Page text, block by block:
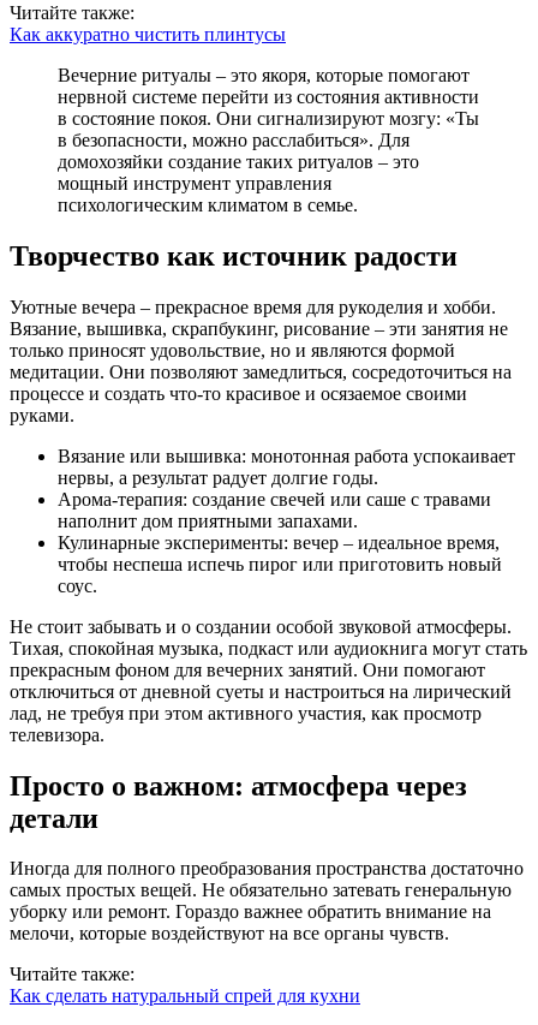
Читайте также:
Как аккуратно чистить плинтусы
Вечерние ритуалы – это якоря, которые помогают
нервной системе перейти из состояния активности
в состояние покоя. Они сигнализируют мозгу: «Ты
в безопасности, можно расслабиться». Для
домохозяйки создание таких ритуалов – это
мощный инструмент управления
психологическим климатом в семье.
Творчество как источник радости
Уютные вечера – прекрасное время для рукоделия и хобби.
Вязание, вышивка, скрапбукинг, рисование – эти занятия не
только приносят удовольствие, но и являются формой
медитации. Они позволяют замедлиться, сосредоточиться на
процессе и создать что-то красивое и осязаемое своими
руками.
Вязание или вышивка: монотонная работа успокаивает
нервы, а результат радует долгие годы.
Арома-терапия: создание свечей или саше с травами
наполнит дом приятными запахами.
Кулинарные эксперименты: вечер – идеальное время,
чтобы неспеша испечь пирог или приготовить новый
соус.
Не стоит забывать и о создании особой звуковой атмосферы.
Тихая, спокойная музыка, подкаст или аудиокнига могут стать
прекрасным фоном для вечерних занятий. Они помогают
отключиться от дневной суеты и настроиться на лирический
лад, не требуя при этом активного участия, как просмотр
телевизора.
Просто о важном: атмосфера через
детали
Иногда для полного преобразования пространства достаточно
самых простых вещей. Не обязательно затевать генеральную
уборку или ремонт. Гораздо важнее обратить внимание на
мелочи, которые воздействуют на все органы чувств.
Читайте также:
Как сделать натуральный спрей для кухни